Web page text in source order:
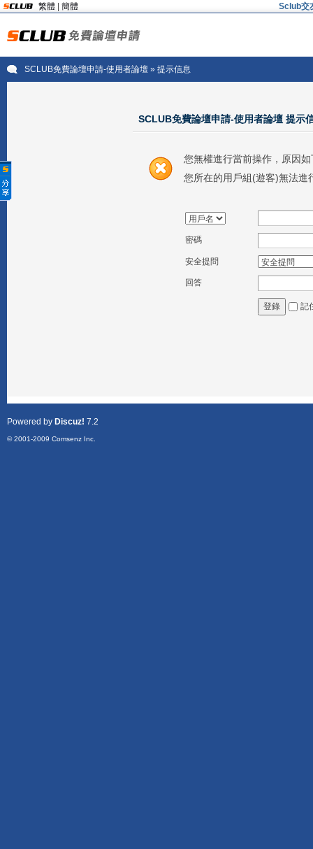
繁體 簡體 Sclub交
SCLUB免費論壇申請-使用者論壇» 提示信息
SCLUB免費論壇申請-使用者論壇 提示
您無權進行當前操作，原因如
您所在的用戶組(遊客)無法進
密碼
安全提問
回答
登錄 記
Powered by Discuz! 7.2
© 2001-2009 Comsenz Inc.